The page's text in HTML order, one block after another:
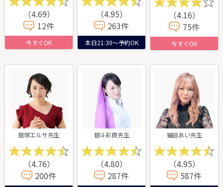
（4.69）
12件
今すぐOK
（4.95）
263件
本日21:30～予約OK
（4.16）
75件
今すぐOK
鎧塚エルサ先生
（4.76）
200件
碧斗彩良先生
（4.80）
287件
猫田あい先生
（4.95）
587件